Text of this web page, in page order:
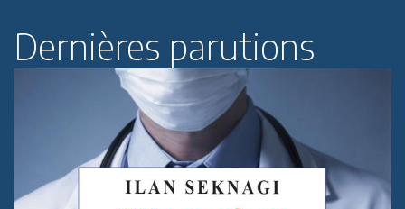
Dernières parutions